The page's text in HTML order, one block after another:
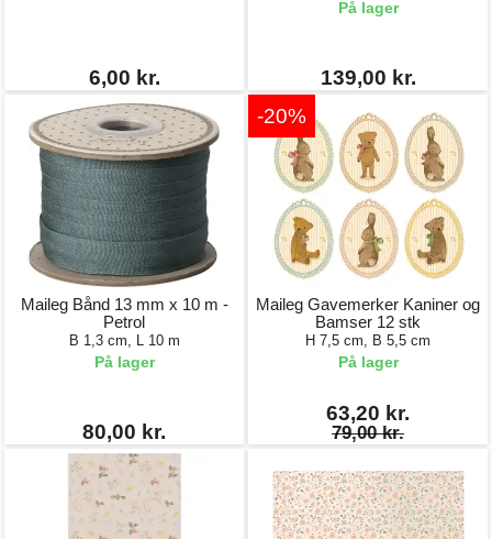
6,00 kr.
På lager
139,00 kr.
Maileg Bånd 13 mm x 10 m -
Petrol
B 1,3 cm, L 10 m
På lager
80,00 kr.
-20%
Maileg Gavemerker Kaniner og
Bamser 12 stk
H 7,5 cm, B 5,5 cm
På lager
63,20 kr.
79,00 kr.